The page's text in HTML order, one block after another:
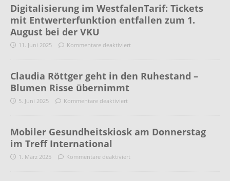
Digitalisierung im WestfalenTarif: Tickets
mit Entwerterfunktion entfallen zum 1.
August bei der VKU
11. Juni 2025 Kommentare deaktiviert
Claudia Röttger geht in den Ruhestand –
Blumen Risse übernimmt
5. Juni 2025 Kommentare deaktiviert
Mobiler Gesundheitskiosk am Donnerstag
im Treff International
1. März 2025 Kommentare deaktiviert